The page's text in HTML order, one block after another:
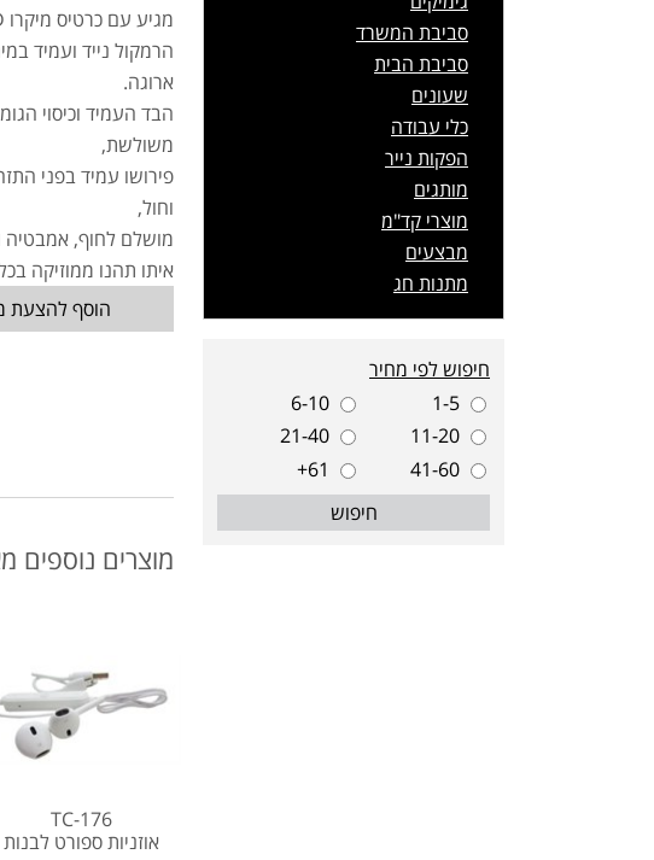
מגיע עם כרטיס מיקרו TF/SD נתמך בקו Aux.
הרמקול נייד ועמיד
ארוגה.
הבד העמיד וכיסוי
משולשת,
פירושו עמיד בפני
וחול,
מושלם לחוף, אמבטיה
איתו תהנו ממוזיקה
הוסף להצעת
מוצרים נוספים
TC-176
אוזניות ספורט לבנות
סביבת המשרד
סביבת הבית
שעונים
כלי עבודה
הפקות נייר
מותגים
מוצרי קד"מ
מבצעים
מתנות חג
חיפוש לפי מחיר
1-5
6-10
11-20
21-40
41-60
61+
חיפוש